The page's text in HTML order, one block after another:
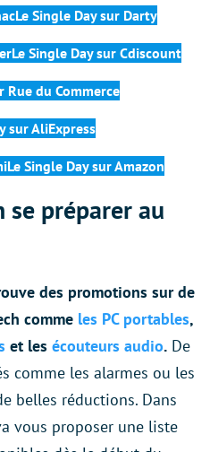
Le Single Daysur Darty
Le Single Daysur Cdiscount
Rue du Commerce
sur AliExpress
Le Single Day sur Amazon
se préparer au
des promotions sur de
comme les PC portables,
et les écouteurs audio. De
comme les alarmes ou les
belles réductions. Dans
vous proposer une liste